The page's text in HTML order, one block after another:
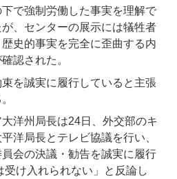
で強制労働した事実を理解で
、センターの展示には犠牲者
史的事実を完全に歪曲する内
認された。
を誠実に履行していると主張
洋州局長は24日、外交部のキ
洋局長とテレビ協議を行い、
員会の決議・勧告を誠実に履行
受け入れられない」と反論し